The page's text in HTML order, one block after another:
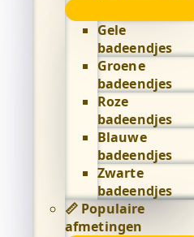
kleuren
submenu
Gele
badeendjes
Groene
badeendjes
Roze
badeendjes
Blauwe
badeendjes
Zwarte
badeendjes
📏 Populaire
afmetingen